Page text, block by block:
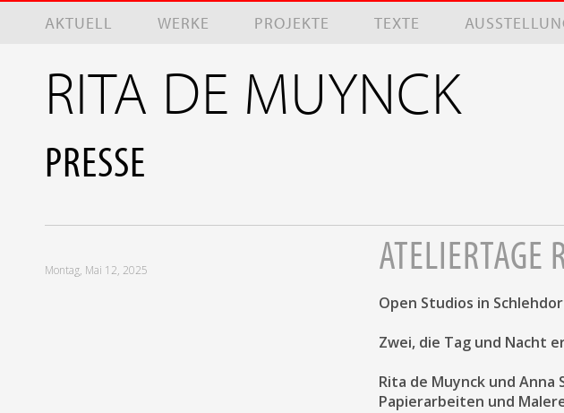
AKTUELL WERKE PROJEKTE TEXTE
RITA DE MUYNCK
PRESSE
Montag, Mai 12, 2025 ATELIERTAGE
Open Studios in
Zwei, die Tag und Nacht
Rita de Muynck und
Papierarbeiten und